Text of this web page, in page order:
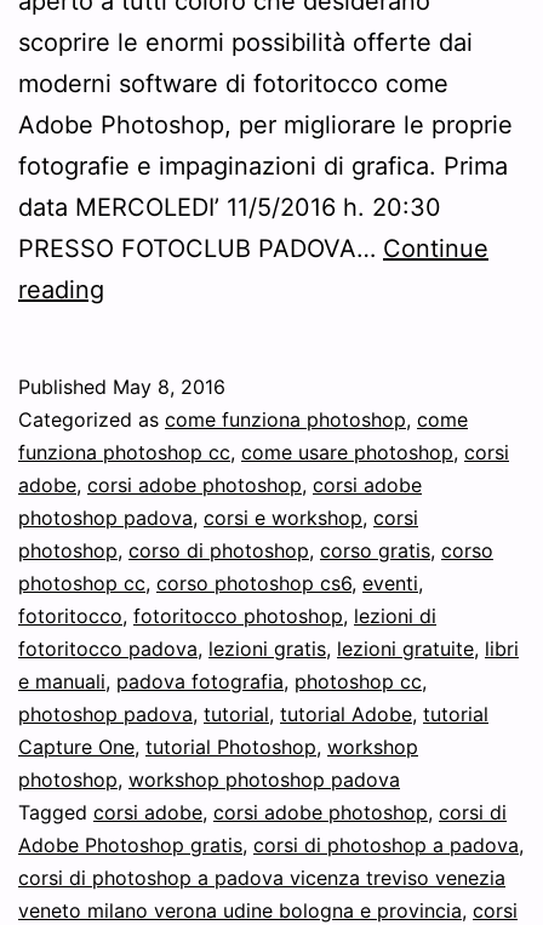
scoprire le enormi possibilità offerte dai
moderni software di fotoritocco come
Adobe Photoshop, per migliorare le proprie
fotografie e impaginazioni di grafica. Prima
data MERCOLEDI’ 11/5/2016 h. 20:30
PRESSO FOTOCLUB PADOVA… Continue
reading
gratuita
di
Photoshop
per
tutti
al
FOTORITOCCO
DAY™
aperto
a
tutti
Published May 8, 2016
Categorized as come funziona photoshop, come
funziona photoshop cc, come usare photoshop, corsi
adobe, corsi adobe photoshop, corsi adobe
photoshop padova, corsi e workshop, corsi
photoshop, corso di photoshop, corso gratis, corso
photoshop cc, corso photoshop cs6, eventi,
fotoritocco, fotoritocco photoshop, lezioni di
fotoritocco padova, lezioni gratis, lezioni gratuite, libri
e manuali, padova fotografia, photoshop cc,
photoshop padova, tutorial, tutorial Adobe, tutorial
Capture One, tutorial Photoshop, workshop
photoshop, workshop photoshop padova
Tagged corsi adobe, corsi adobe photoshop, corsi di
Adobe Photoshop gratis, corsi di photoshop a padova,
corsi di photoshop a padova vicenza treviso venezia
veneto milano verona udine bologna e provincia, corsi